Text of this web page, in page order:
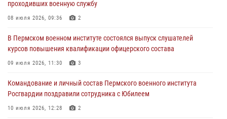
10 июля 2026, 12:28 2
курсов повышения квалификации офицерского состава
09 июля 2026, 11:30 3
по набору абитуриентов из числа граждан, прошедших и не
проходивших военную службу
08 июля 2026, 09:36 2
проходивших военную службу
08 июля 2026, 09:36 2
В Пермском военном институте состоялся выпуск слушателей
курсов повышения квалификации офицерского состава
09 июля 2026, 11:30 3
Командование и личный состав Пермского военного института
Росгвардии поздравили сотрудника с Юбилеем
10 июля 2026, 12:28 2